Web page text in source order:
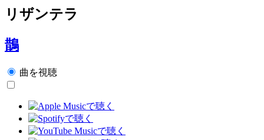
リザンテラ
鵲
曲を視聴